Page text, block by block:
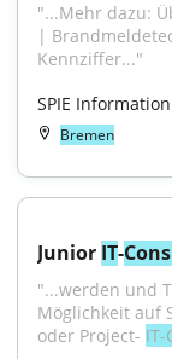
"...Mehr dazu:
|
Kennziffer..."
SPIE
Bremen
Junior IT-
"...werden und
Möglichkeit auf
oder Project-